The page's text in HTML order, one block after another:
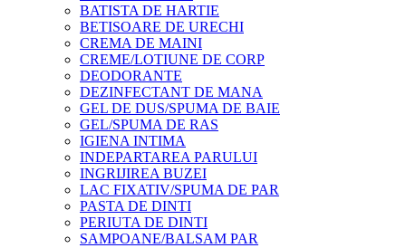
BATISTA DE HARTIE
BETISOARE DE URECHI
CREMA DE MAINI
CREME/LOTIUNE DE CORP
DEODORANTE
DEZINFECTANT DE MANA
GEL DE DUS/SPUMA DE BAIE
GEL/SPUMA DE RAS
IGIENA INTIMA
INDEPARTAREA PARULUI
INGRIJIREA BUZEI
LAC FIXATIV/SPUMA DE PAR
PASTA DE DINTI
PERIUTA DE DINTI
SAMPOANE/BALSAM PAR